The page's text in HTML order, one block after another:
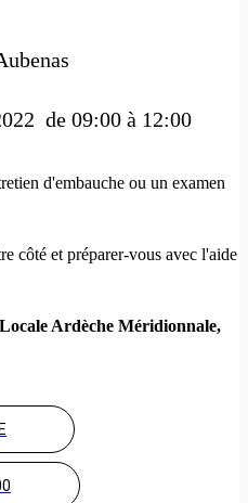
de 09:00 à 12:00
d'embauche ou un examen
côté et préparer-vous avec l'aide
Ardèche Méridionnale,